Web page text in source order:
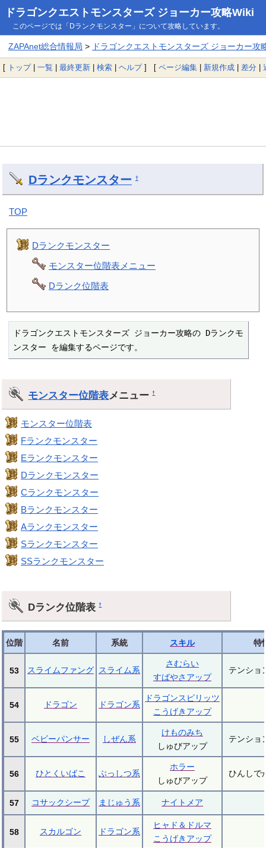
ドラゴンクエストモンスターズ ジョーカー攻略Wiki
このページでは「Dランクモンスター」について攻略しています。
ZAPAnet総合情報局 > ドラゴンクエストモンスターズ ジョーカー攻
[ トップ| 一覧 | 最終更新 | 検索 | ヘルプ] [ ページ編集 | 新規作成 | 差分 |
Dランクモンスター †
TOP
Dランクモンスター
モンスター位階表メニュー
Dランク位階表
ドラゴンクエストモンスターズ ジョーカー攻略の Dランクモ
ンスター を編集するページです。
モンスター位階表メニュー†
モンスター位階表
Fランクモンスター
Eランクモンスター
Dランクモンスター
Cランクモンスター
Bランクモンスター
Aランクモンスター
Sランクモンスター
SSランクモンスター
Dランク位階表†
位階 名前 系統 スキル 特
53 スライムファング スライム系
さむらい
すばやさアップ
テンショ
54 ドラゴン ドラゴン系
ドラゴンスピリッツ
こうげきアップ
55 ベビーパンサー しぜん系
けものみち
しゅびアップ
テンショ
56 ひとくいばこ ぶっしつ系
ホラー
しゅびアップ
ひんしで
57 コサックシープ まじゅう系 ナイトメア
58 スカルゴン ドラゴン系
ヒャド＆ドルマ
こうげきアップ